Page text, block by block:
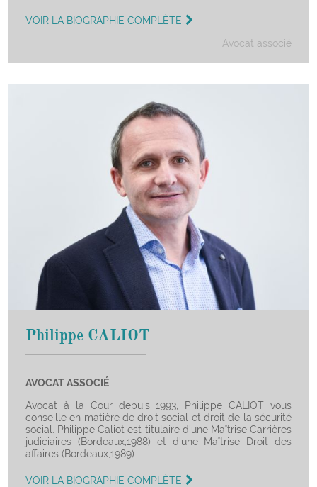
VOIR LA BIOGRAPHIE COMPLÈTE
Avocat associé
Philippe CALIOT
AVOCAT ASSOCIÉ
Avocat à la Cour depuis 1993, Philippe CALIOT vous
conseille en matière de droit social et droit de la sécurité
social. Philippe Caliot est titulaire d'une Maîtrise Carrières
judiciaires (Bordeaux,1988) et d'une Maîtrise Droit des
affaires (Bordeaux,1989).
VOIR LA BIOGRAPHIE COMPLÈTE